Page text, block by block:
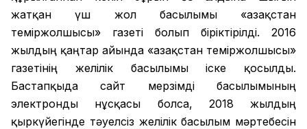
жатқан үш жол басылымы «Қазақстан
теміржолшысы» газеті болып біріктірілді. 2016
жылдың қаңтар айында «Қазақстан теміржолшысы»
газетінің желілік басылымы іске қосылды.
Бастапқыда сайт мерзімді басылымының
электронды нұсқасы болса, 2018 жылдың
қыркүйегінде тәуелсіз желілік басылым мәртебесін